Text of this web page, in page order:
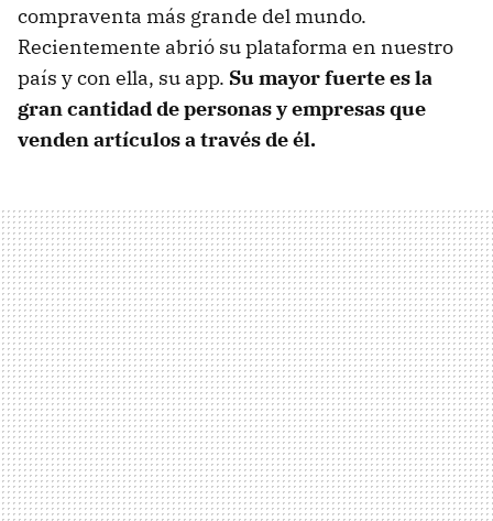
compraventa más grande del mundo.
Recientemente abrió su plataforma en nuestro
país y con ella, su app. Su mayor fuerte es la
gran cantidad de personas y empresas que
venden artículos a través de él.